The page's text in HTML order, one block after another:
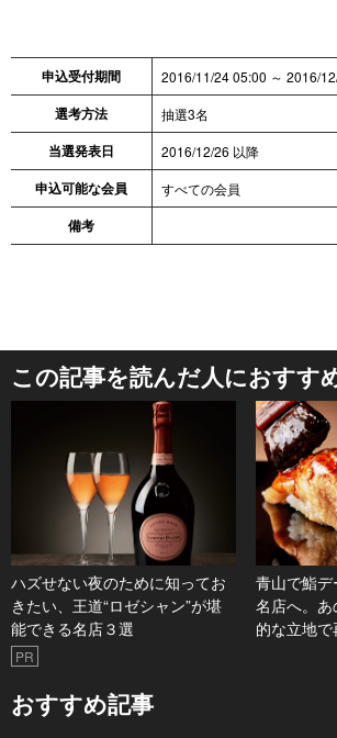
申込受付期間 2016/11/24 05:00 ～ 2016/
選考方法 抽選3名
当選発表日 2016/12/26 以降
申込可能な会員 すべての会員
備考
この記事を読んだ人におすす
ハズせない夜のために知ってお
きたい、王道“ロゼシャン”が堪
能できる名店３選
PR
青山で鮨
名店へ。
的な立地で
おすすめ記事